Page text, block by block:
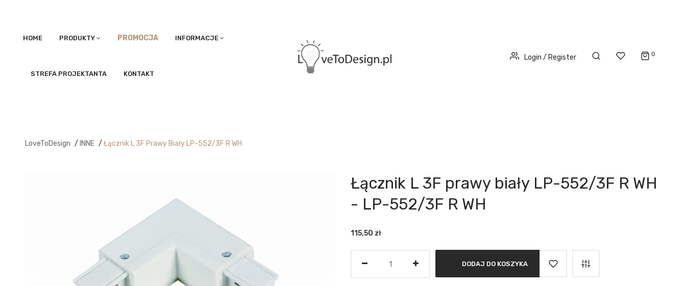
HOME PRODUKTY PROMOCJA INFORMACJE
STREFA PROJEKTANTA KONTAKT
Login / Register 0
LoveToDesign / INNE / Łącznik L 3F Prawy Biały LP-552/3F R WH
Łącznik L 3F prawy biały LP-552/3F R WH
- LP-552/3F R WH
115,50 zł
DODAJ DO KOSZYKA